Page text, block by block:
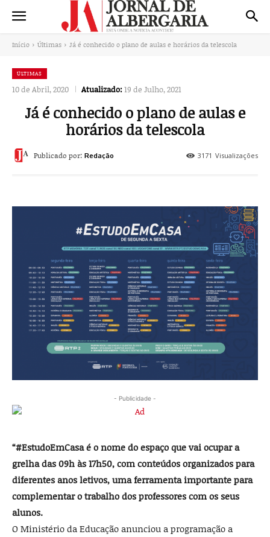
Início Últimas Já é conhecido o plano de aulas e horários da telescola
ÚLTIMAS
10 de Abril, 2020 Atualizado:19 de Julho, 2021
Já é conhecido o plano de aulas e
horários da telescola
3171 Visualizações
Publicado por: Redação
- Publicidade -
“#EstudoEmCasa é o nome do espaço que vai ocupar a
grelha das 09h às 17h50, com conteúdos organizados para
diferentes anos letivos, uma ferramenta importante para
complementar o trabalho dos professores com os seus
alunos.
O Ministério da Educação anunciou a programação a